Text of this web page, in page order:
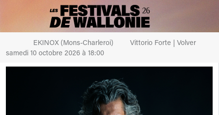
EKINOX (Mons-Charleroi)
Vittorio Forte | Volver
samedi 10 octobre 2026 à 18:00